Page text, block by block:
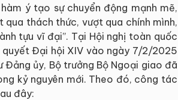
ý tạo sự chuyển động mạnh mẽ,
thách thức, vượt qua chính mình,
tựu vĩ đại”. Tại Hội nghị toàn quốc
Đại hội XIV vào ngày 7/2/2025
Đảng ủy, Bộ trưởng Bộ Ngoại giao đã
kỷ nguyên mới. Theo đó, công tác
đây: